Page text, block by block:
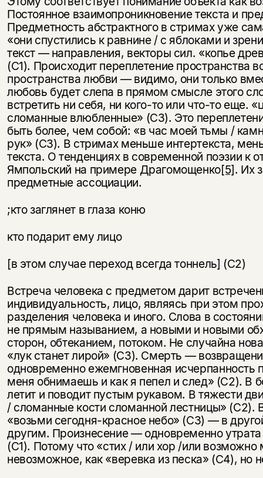
Постоянное взаимопроникновение текста и
Предметность абстрактного в стримах уже
«они спустились к равнине / с яблоками и
текст — направления, векторы сил. «копье
(С1). Происходит переплетение пространства
пространства любви — видимо, они только
любовь будет слепа в прямом смысле этого
встретить ни себя, ни кого-то или что-то еще.
сломанные влюбленные» (С3). Это
быть более, чем собой: «в час моей тьмы /
рук» (С3). В стримах меньше интертекста,
текста. О тенденциях в современной поэзии к
Ямпольский на примере Драгомощенко[5]. Их
предметные ассоциации.
;кто заглянет в глаза коню
кто подарит ему лицо
[в этом случае переход всегда тоннель] (С2)
Встреча человека с предметом дарит
индивидуальность, лицо, являясь при этом
разделения человека и иного. Слова в
не прямым называнием, а новыми и новыми
сторон, обтеканием, потоком. Не случайна
«лук станет лирой» (С3). Смерть —
одновременно ежемгновенная исчерпанность
меня обнимаешь и как я пепел и след» (С2). В
летит и поводит пустым рукавом. В тяжести
/ сломанные кости сломанной лестницы» (С2).
«возьми сегодня-красное небо» (С3) — в
другим. Произнесение — одновременно утрата
(С1). Потому что «стих / или хор /или
невозможное, как «веревка из песка» (С4), но